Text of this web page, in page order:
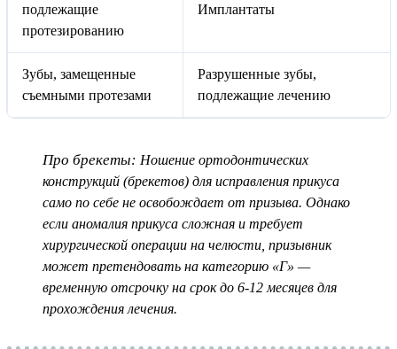
подлежащие
протезированию
Имплантаты
Зубы, замещенные
съемными протезами
Разрушенные зубы,
подлежащие лечению
Про брекеты: Ношение ортодонтических
конструкций (брекетов) для исправления прикуса
само по себе не освобождает от призыва. Однако
если аномалия прикуса сложная и требует
хирургической операции на челюсти, призывник
может претендовать на категорию «Г» —
временную отсрочку на срок до 6-12 месяцев для
прохождения лечения.